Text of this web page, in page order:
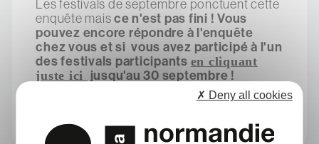
Les festivals de septembre ponctuent cette
enquête maisce n'est pas fini ! Vous
pouvez encore répondre à l'enquête
chez vous et si vous avez participé à l'un
des festivals participants en cliquant
juste ici jusqu'au 30 septembre !
Enfin les premiers enseignements auront
parution début 2025 ! Le RDV est pris !
✗ Deny all cookies